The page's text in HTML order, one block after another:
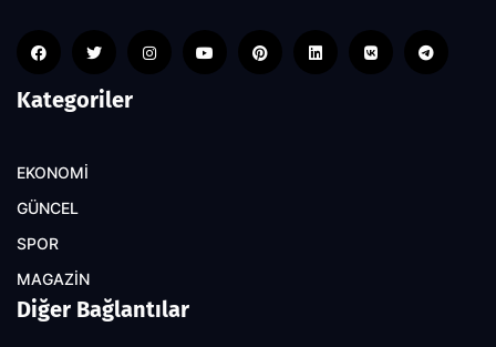
Kategoriler
EKONOMİ
GÜNCEL
SPOR
MAGAZİN
Diğer Bağlantılar